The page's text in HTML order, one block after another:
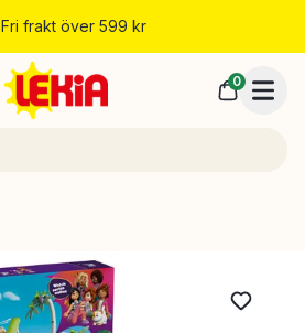
Fri frakt över 599 kr
0